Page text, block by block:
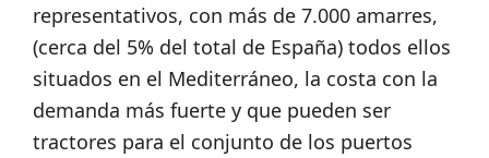
representativos, con más de 7.000 amarres,
(cerca del 5% del total de España) todos ellos
situados en el Mediterráneo, la costa con la
demanda más fuerte y que pueden ser
tractores para el conjunto de los puertos